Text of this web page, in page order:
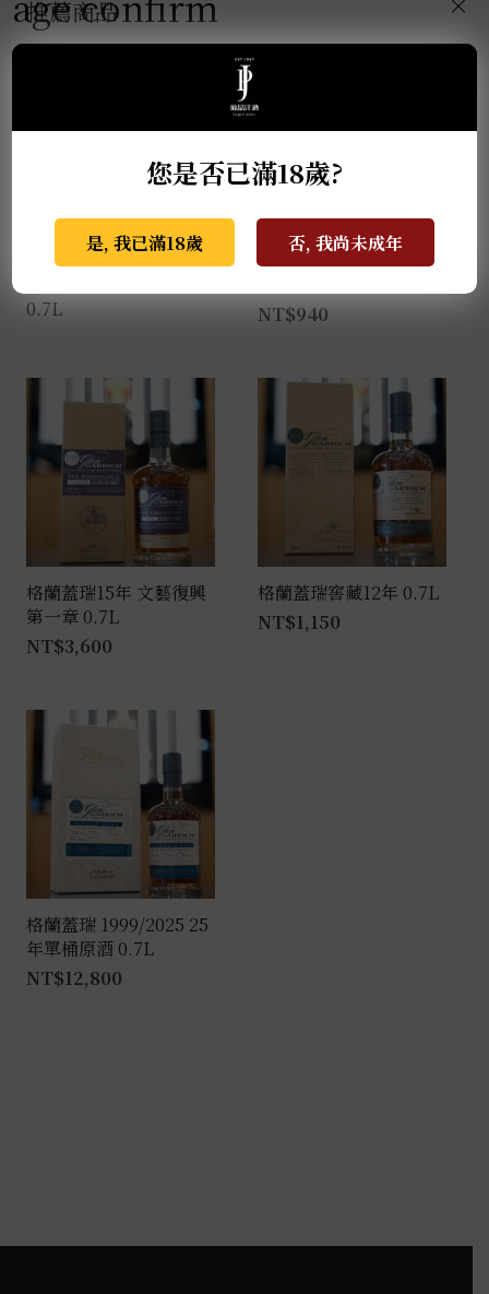
推薦商品
麥卡倫THE RED
0.7L
格蘭蓋瑞典藏特級單一
NT$940
格蘭蓋瑞15年 文藝復興
第一章 0.7L
NT$3,600
格蘭蓋瑞窖藏12年 0.7L
NT$1,150
格蘭蓋瑞 1999/2025 25
年單桶原酒 0.7L
NT$12,800
您是否已滿18歲?
是, 我已滿18歲 否, 我尚未成年